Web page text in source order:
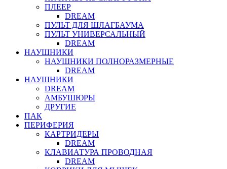
ПЛЕЕР
DREAM
ПУЛЬТ ДЛЯ ШЛАГБАУМА
ПУЛЬТ УНИВЕРСАЛЬНЫЙ
DREAM
НАУШНИКИ
НАУШНИКИ ПОЛНОРАЗМЕРНЫЕ
DREAM
НАУШНИКИ
DREAM
АМБУШЮРЫ
ДРУГИЕ
ПАК
ПЕРИФЕРИЯ
КАРТРИДЕРЫ
DREAM
КЛАВИАТУРА ПРОВОДНАЯ
DREAM